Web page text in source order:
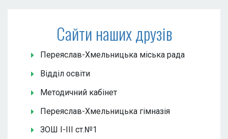
Сайти наших друзів
Переяслав-Хмельницька міська рада
Відділ освіти
Методичний кабінет
Переяслав-Хмельницька гімназія
ЗОШ І-ІІІ ст.№1